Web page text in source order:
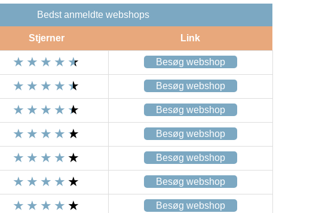
Bedst anmeldte webshops
Stjerner Link
Besøg webshop
Besøg webshop
Besøg webshop
Besøg webshop
Besøg webshop
Besøg webshop
Besøg webshop